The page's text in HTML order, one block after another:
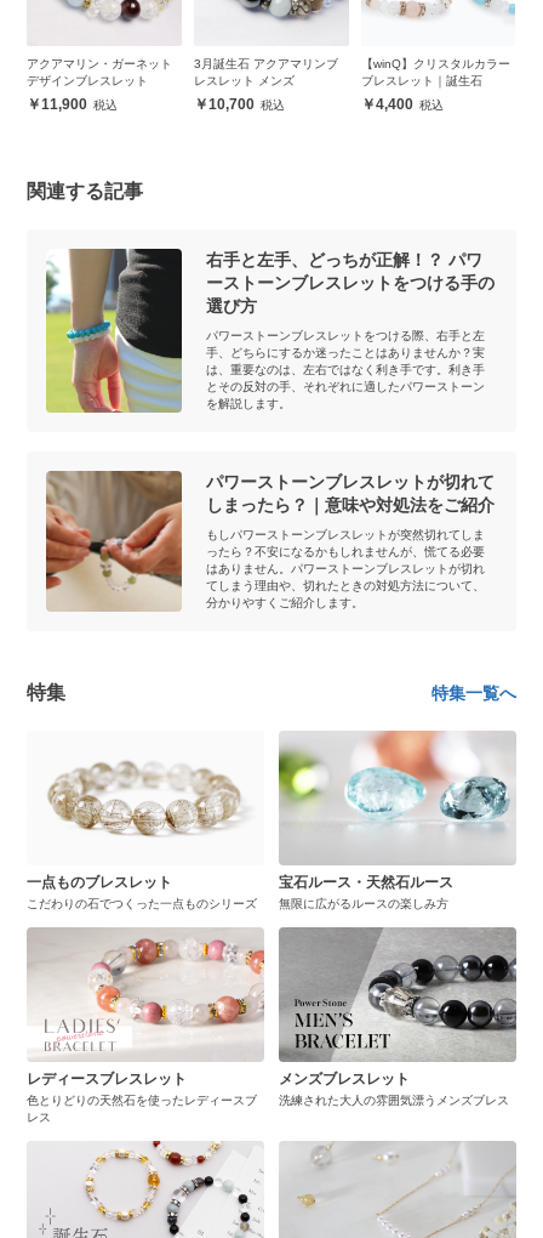
アクアマリン・ガーネット
デザインブレスレット
11,900
3月誕生石 アクアマリンブ
レスレット メンズ
10,700
【winQ】クリスタルカラー
ブレスレット｜誕生石
4,400
関連する記事
右手と左手、どっちが正解！？ パワ
ーストーンブレスレットをつける手の
選び方
パワーストーンブレスレットをつける際、右手と左
手、どちらにするか迷ったことはありませんか？実
は、重要なのは、左右ではなく利き手です。利き手
とその反対の手、それぞれに適したパワーストーン
を解説します。
パワーストーンブレスレットが切れて
しまったら？｜意味や対処法をご紹介
もしパワーストーンブレスレットが突然切れてしま
ったら？不安になるかもしれませんが、慌てる必要
はありません。パワーストーンブレスレットが切れ
てしまう理由や、切れたときの対処方法について、
分かりやすくご紹介します。
特集 特集一覧へ
一点ものブレスレット
こだわりの石でつくった一点ものシリーズ
宝石ルース・天然石ルース
無限に広がるルースの楽しみ方
レディースブレスレット
色とりどりの天然石を使ったレディースブ
レス
メンズブレスレット
洗練された大人の雰囲気漂うメンズブレス